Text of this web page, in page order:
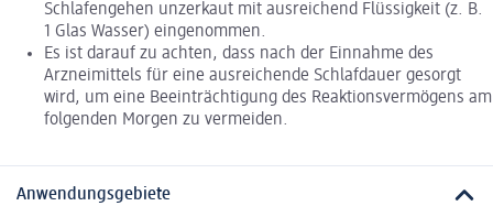
Schlafengehen unzerkaut mit ausreichend Flüssigkeit (z. B.
1 Glas Wasser) eingenommen.
Es ist darauf zu achten, dass nach der Einnahme des
Arzneimittels für eine ausreichende Schlafdauer gesorgt
wird, um eine Beeinträchtigung des Reaktionsvermögens am
folgenden Morgen zu vermeiden.
Anwendungsgebiete